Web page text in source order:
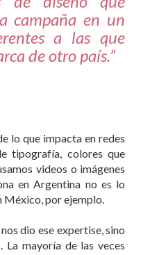
campaña en un
a las que
de otro país.”
lo que impacta en redes
tipografía, colores que
videos o imágenes
en Argentina no es lo
México, por ejemplo.
dio ese expertise, sino
La mayoría de las veces